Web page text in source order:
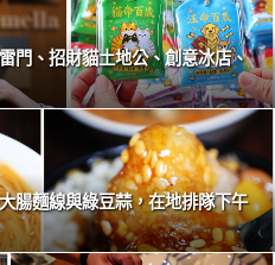
門、招財貓土地公、創意冰店、
腸麵線與綠豆蒜，在地排隊下午